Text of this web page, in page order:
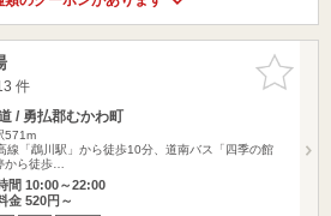
お気に入
りに追加
件
/ 勇払郡むかわ町
571m
線「鵡川駅」から徒歩10分、道南バス「四季の館
から徒歩…
間 10:00～22:00
金 520円～